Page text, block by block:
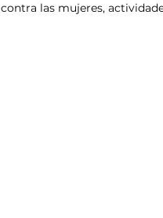
contra las mujeres,